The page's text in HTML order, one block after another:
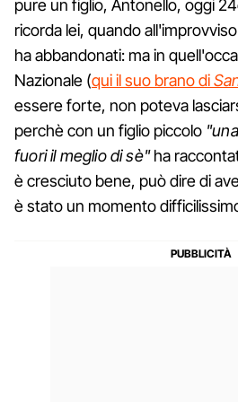
pure un figlio, Antonello, oggi
ricorda lei, quando
ha abbandonati: ma in
Nazionale (qui il suo brano di
essere forte, non poteva
perchè con un figlio piccolo
fuori il meglio di sè"ha
è cresciuto bene, può dire di
è stato un momento